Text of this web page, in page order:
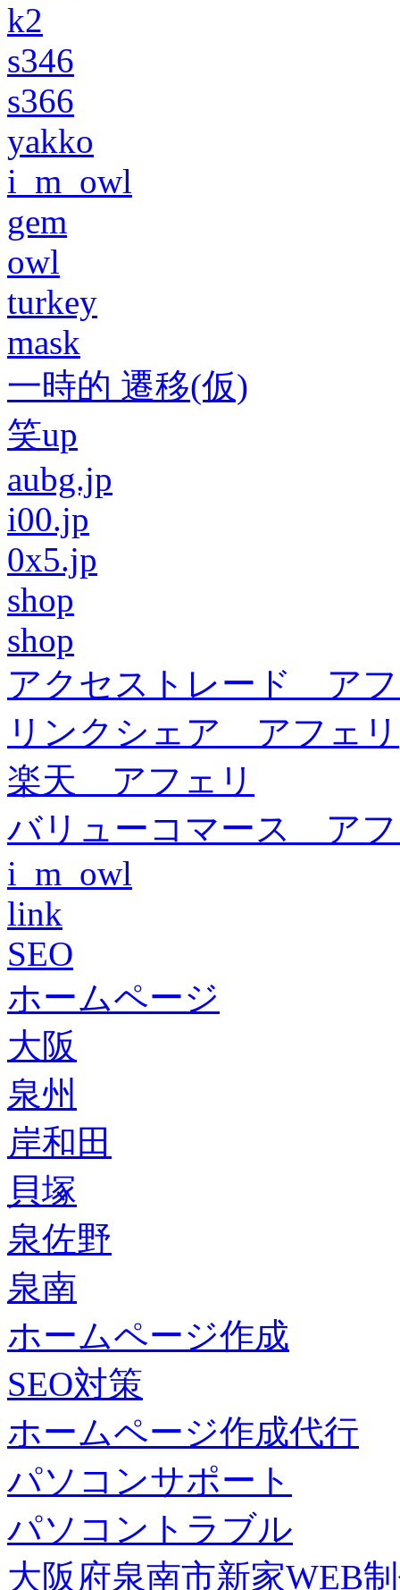
k2
s346
s366
yakko
i_m_owl
gem
owl
turkey
mask
一時的 遷移(仮)
笑up
aubg.jp
i00.jp
0x5.jp
shop
shop
アクセストレード ア
リンクシェア アフェリ
楽天 アフェリ
バリューコマース ア
i_m_owl
link
SEO
ホームページ
大阪
泉州
岸和田
貝塚
泉佐野
泉南
ホームページ作成
SEO対策
ホームページ作成代行
パソコンサポート
パソコントラブル
大阪府泉南市新家WEB